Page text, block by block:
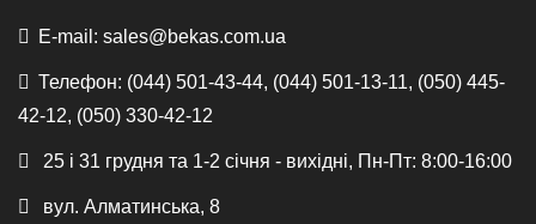
E-mail: sales@bekas.com.ua
Телефон: (044) 501-43-44, (044) 501-13-11, (050) 445-
42-12, (050) 330-42-12
25 і 31 грудня та 1-2 січня - вихідні, Пн-Пт: 8:00-16:00
вул. Алматинська, 8